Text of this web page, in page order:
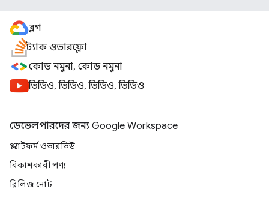
ব্লগ
স্ট্যাক ওভারফ্লো
কোড নমুনা, কোড নমুনা
ভিডিও, ভিডিও, ভিডিও, ভিডিও
ডেভেলপারদের জন্য Google Workspace
প্ল্যাটফর্ম ওভারভিউ
বিকাশকারী পণ্য
রিলিজ নোট